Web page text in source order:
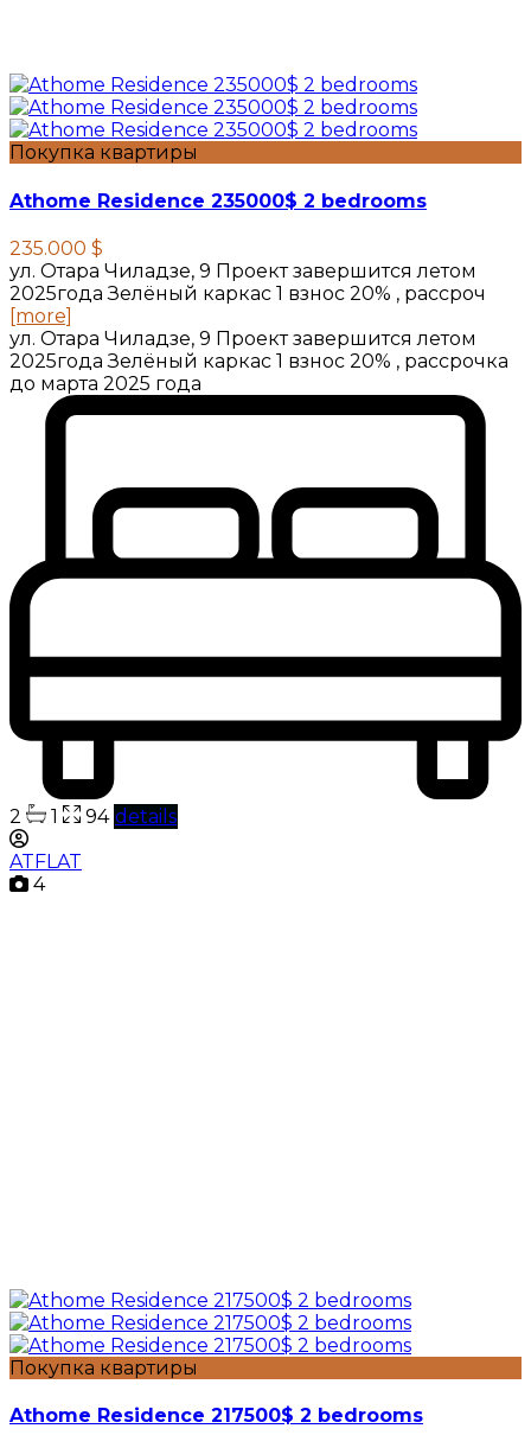
Покупка квартиры
Athome Residence 235000$ 2 bedrooms
235.000 $
ул. Отара Чиладзе, 9 Проект завершится летом
2025года Зелёный каркас 1 взнос 20% , рассроч
[more]
ул. Отара Чиладзе, 9 Проект завершится летом
2025года Зелёный каркас 1 взнос 20% , рассрочка
до марта 2025 года
2 1 94 details
ATFLAT
4
Покупка квартиры
Athome Residence 217500$ 2 bedrooms